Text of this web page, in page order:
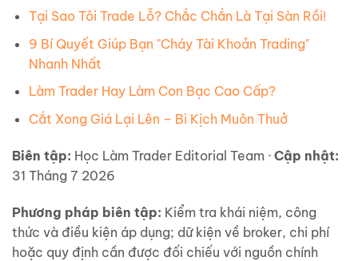
Tại Sao Tôi Trade Lỗ? Chắc Chắn Là Tại Sàn Rồi!
9 Bí Quyết Giúp Bạn "Cháy Tài Khoản Trading"
Nhanh Nhất
Làm Trader Hay Làm Con Bạc Cao Cấp?
Cắt Xong Giá Lại Lên – Bi Kịch Muôn Thuở
Biên tập: Học Làm Trader Editorial Team · Cập nhật:
31 Tháng 7 2026
Phương pháp biên tập: Kiểm tra khái niệm, công
thức và điều kiện áp dụng; dữ kiện về broker, chi phí
hoặc quy định cần được đối chiếu với nguồn chính